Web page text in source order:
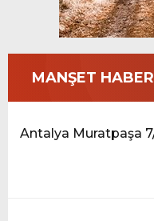
MANŞET
Antalya Muratpaşa